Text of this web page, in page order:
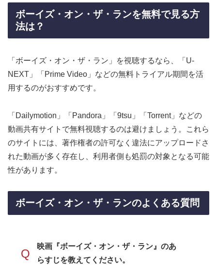
ボーイズ・オン・ザ・ランを無料で見る方
法は？
「ボーイズ・オン・ザ・ラン」を視聴するなら、「U-
NEXT」「Prime Video」などの無料トライアル期間を活
用するのがおすすめです。
「Dailymotion」「Pandora」「9tsu」「Torrent」などの
動画共有サイトで無料視聴するのは避けましょう。これら
のサイトには、著作権者の許可なく違法にアップロードさ
れた動画が多く存在し、利用者側も処罰の対象となる可能
性があります。
ボーイズ・オン・ザ・ランのよくある質問
Q
映画『ボーイズ・オン・ザ・ラン』のあ
らすじを教えてください。